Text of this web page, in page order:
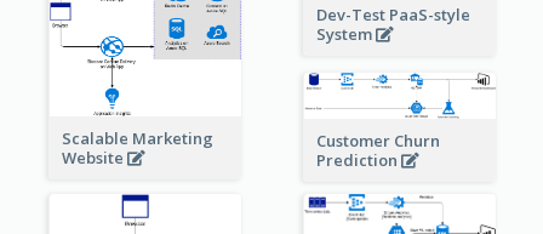
Dev-Test PaaS-style
System
Scalable Marketing
Website
Customer Churn
Prediction